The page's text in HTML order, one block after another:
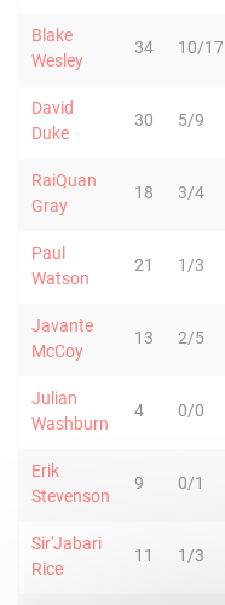
Blake
Wesley
34 10/17
David
Duke
30 5/9
RaiQuan
Gray
18 3/4
Paul
Watson
21 1/3
Javante
McCoy
13 2/5
Julian
Washburn
4 0/0
Erik
Stevenson
9 0/1
Sir'Jabari
Rice
11 1/3